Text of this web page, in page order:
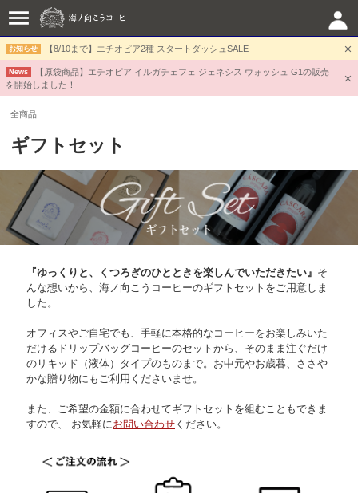
お知らせ 【8/10まで】エチオピア2種 スタートダッシュSALE
News
【原袋商品】エチオピア イルガチェフェ ジェネシス ウォッシュ G1の販売
を開始しました！
全商品
ギフトセット
『ゆっくりと、くつろぎのひとときを楽しんでいただきたい』 そ
んな想いから、海ノ向こうコーヒーのギフトセットをご用意しま
した。
オフィスやご自宅でも、手軽に本格的なコーヒーをお楽しみいた
だけるドリップバッグコーヒーのセットから、そのまま注ぐだけ
のリキッド（液体）タイプのものまで。お中元やお歳暮、ささや
かな贈り物にもご利用くださいませ。
また、ご希望の金額に合わせてギフトセットを組むこともできま
すので、 お気軽に お問い合わせ ください。